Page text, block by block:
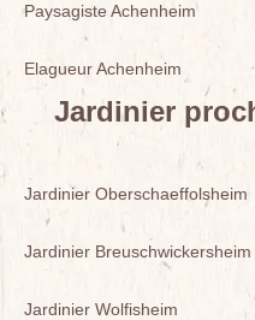
Paysagiste Achenheim
Elagueur Achenheim
Jardinier
Jardinier Oberschaeffolsheim
Jardinier Breuschwickersheim
Jardinier Wolfisheim